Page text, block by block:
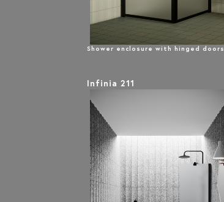
Shower enclosure with hinged doors
Infinia 211